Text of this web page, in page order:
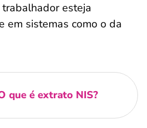
esteja
em sistemas como o da
que é extrato NIS?